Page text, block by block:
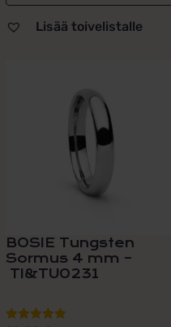
Lisää toivelistalle
BOSIE Tungsten
Sormus 4 mm –
TI&TU0231